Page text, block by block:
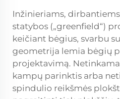
Inžinieriams,
statybos („greenfield“)
keičiant bėgius, svarbu
geometrija lemia bėgių
projektavimą.
kampų parinktis arba
spindulio reikšmės